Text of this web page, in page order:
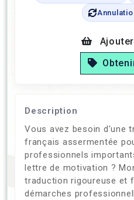
Description
Vous avez besoin d'une
français assermentée
professionnels
lettre de motivation ?
traduction rigoureuse et
démarches